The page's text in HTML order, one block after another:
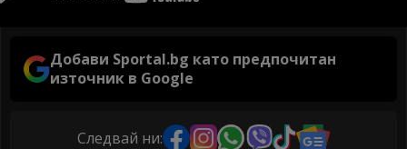
Добави Sportal.bg като предпочитан
източник в Google
Следвай ни: